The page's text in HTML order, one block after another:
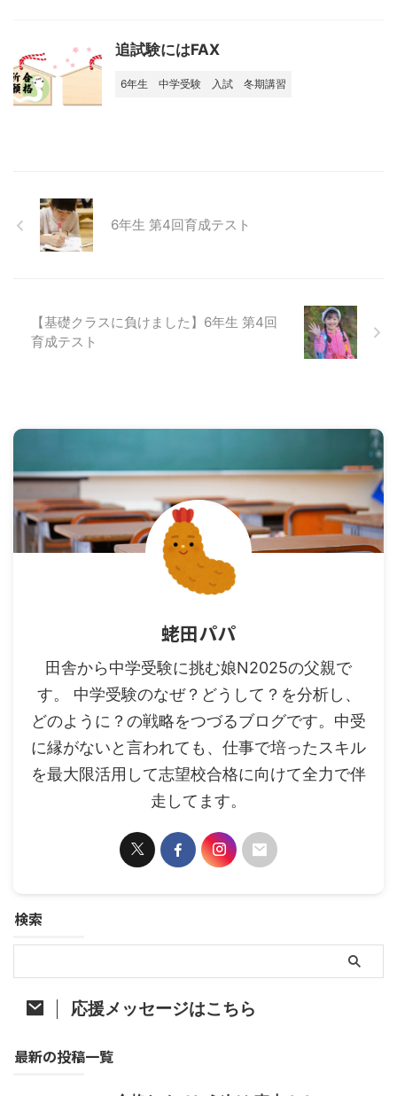
追試験にはFAX
6年生 中学受験 入試 冬期講習
6年生 第4回育成テスト
【基礎クラスに負けました】6年生 第4回
育成テスト
蛯田パパ
田舎から中学受験に挑む娘N2025の父親で
す。 中学受験のなぜ？どうして？を分析し、
どのように？の戦略をつづるブログです。中受
に縁がないと言われても、仕事で培ったスキル
を最大限活用して志望校合格に向けて全力で伴
走してます。
検索
応援メッセージはこちら
最新の投稿一覧